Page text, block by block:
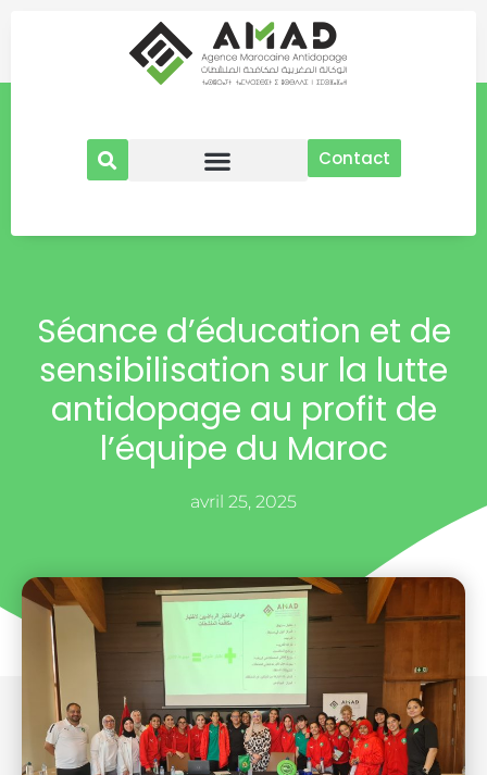
Contact
Séance d’éducation et de
sensibilisation sur la lutte
antidopage au profit de
l’équipe du Maroc
avril 25, 2025